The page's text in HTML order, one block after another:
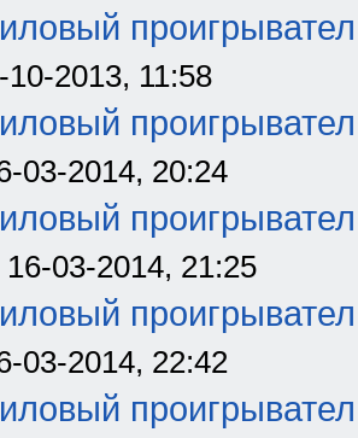
10-2013, 11:58
03-2014, 20:24
16-03-2014, 21:25
03-2014, 22:42